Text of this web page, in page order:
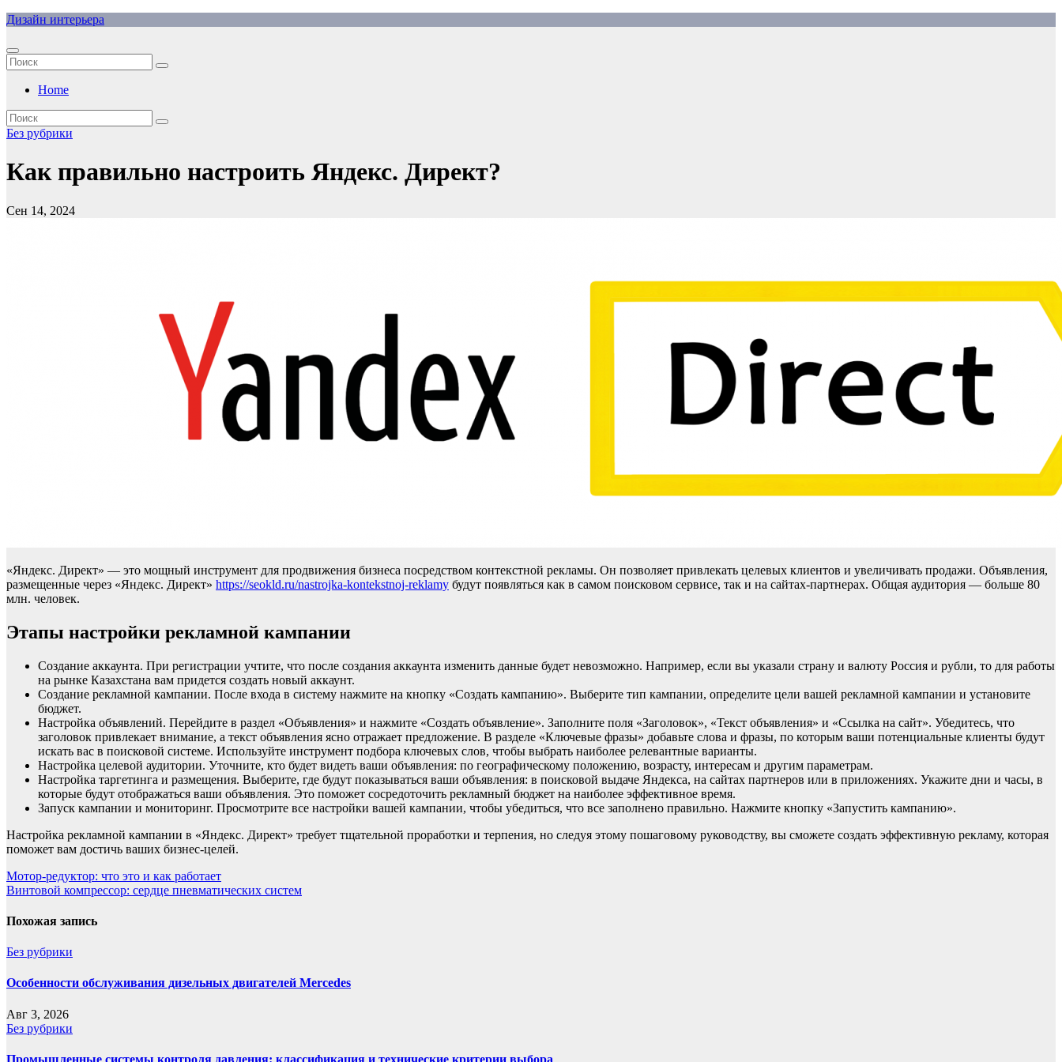
Перейти
содержимому
Дизайн интерьера
Home
Без рубрики
Как правильно настроить Яндекс. Директ?
Сен 14, 2024
«Яндекс. Директ» — это мощный инструмент для продвижения бизнеса посредством контекстной рекламы. Он позволяет привлекать целевых клиентов и увеличивать продажи. Объявления,
размещенные через «Яндекс. Директ» https://seokld.ru/nastrojka-kontekstnoj-reklamy будут появляться как в самом поисковом сервисе, так и на сайтах-партнерах. Общая аудитория — больше 80
млн. человек.
Этапы настройки рекламной кампании
Создание аккаунта. При регистрации учтите, что после создания аккаунта изменить данные будет невозможно. Например, если вы указали страну и валюту Россия и рубли, то для работы
на рынке Казахстана вам придется создать новый аккаунт.
Создание рекламной кампании. После входа в систему нажмите на кнопку «Создать кампанию». Выберите тип кампании, определите цели вашей рекламной кампании и установите
бюджет.
Настройка объявлений. Перейдите в раздел «Объявления» и нажмите «Создать объявление». Заполните поля «Заголовок», «Текст объявления» и «Ссылка на сайт». Убедитесь, что
заголовок привлекает внимание, а текст объявления ясно отражает предложение. В разделе «Ключевые фразы» добавьте слова и фразы, по которым ваши потенциальные клиенты будут
искать вас в поисковой системе. Используйте инструмент подбора ключевых слов, чтобы выбрать наиболее релевантные варианты.
Настройка целевой аудитории. Уточните, кто будет видеть ваши объявления: по географическому положению, возрасту, интересам и другим параметрам.
Настройка таргетинга и размещения. Выберите, где будут показываться ваши объявления: в поисковой выдаче Яндекса, на сайтах партнеров или в приложениях. Укажите дни и часы, в
которые будут отображаться ваши объявления. Это поможет сосредоточить рекламный бюджет на наиболее эффективное время.
Запуск кампании и мониторинг. Просмотрите все настройки вашей кампании, чтобы убедиться, что все заполнено правильно. Нажмите кнопку «Запустить кампанию».
Настройка рекламной кампании в «Яндекс. Директ» требует тщательной проработки и терпения, но следуя этому пошаговому руководству, вы сможете создать эффективную рекламу, которая
поможет вам достичь ваших бизнес-целей.
Навигация
по
записям
Мотор-редуктор: что это и как работает
Винтовой компрессор: сердце пневматических систем
Похожая запись
Без рубрики
Особенности обслуживания дизельных двигателей Mercedes
Авг 3, 2026
Без рубрики
Промышленные системы контроля давления: классификация и технические критерии выбора